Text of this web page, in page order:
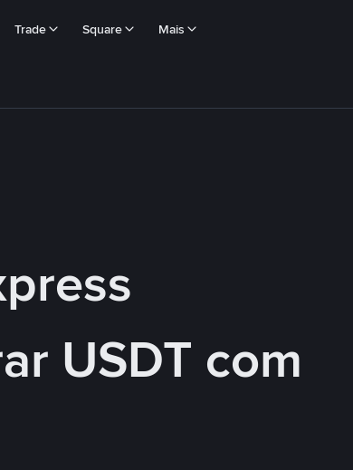
Trade Square Mais
USDT com